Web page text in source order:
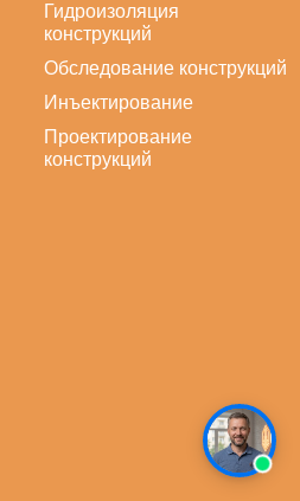
Гидроизоляция
конструкций
Обследование конструкций
Инъектирование
Проектирование
конструкций